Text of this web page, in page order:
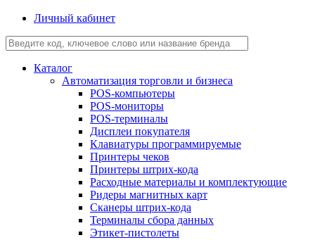
Личный кабинет
Каталог
Автоматизация торговли и бизнеса
POS-компьютеры
POS-мониторы
POS-терминалы
Дисплеи покупателя
Клавиатуры программируемые
Принтеры чеков
Принтеры штрих-кода
Расходные материалы и комплектующие
Ридеры магнитных карт
Сканеры штрих-кода
Терминалы сбора данных
Этикет-пистолеты